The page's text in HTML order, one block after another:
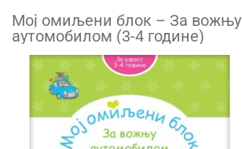
Mој омиљени блок – За вожњу
аутомобилом (3-4 године)